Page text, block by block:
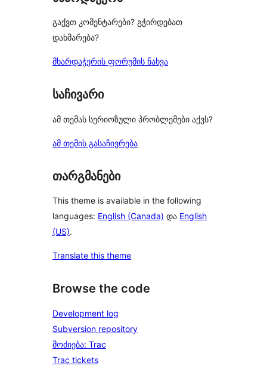
გაქვთ კომენტარები? გჭირდებათ
დახმარება?
მხარდაჭერის ფორუმის ნახვა
საჩივარი
ამ თემას სერიოზული პრობლემები აქვს?
ამ თემის გასაჩივრება
თარგმანები
This theme is available in the following
languages: English (Canada) და English
(US).
Translate this theme
Browse the code
Development log
Subversion repository
მოძიება: Trac
Trac tickets